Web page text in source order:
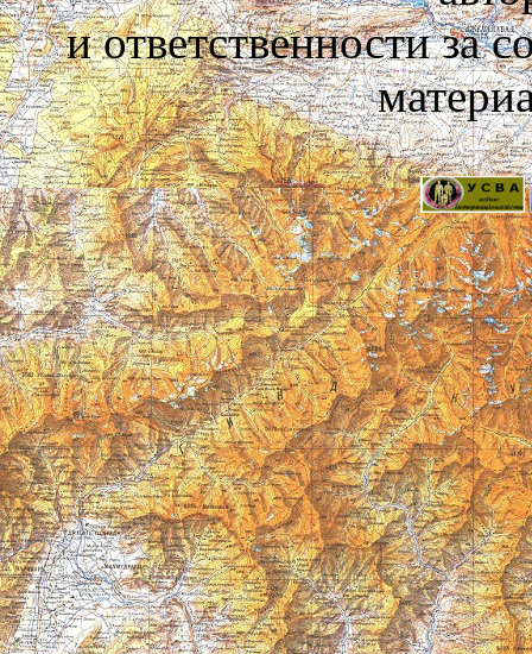
и ответственности за